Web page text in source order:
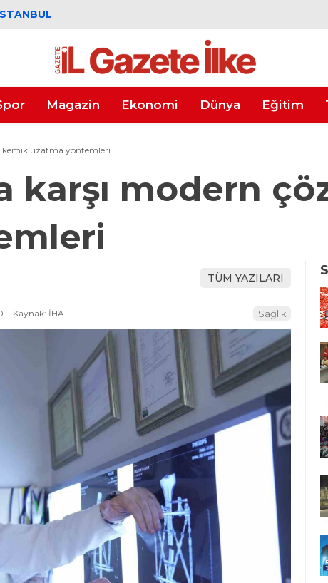
Magazin Ekonomi Dünya Eğitim
kemik uzatma yöntemleri
karşı modern
TÜM YAZILARI
Kaynak: İHA Sağlık